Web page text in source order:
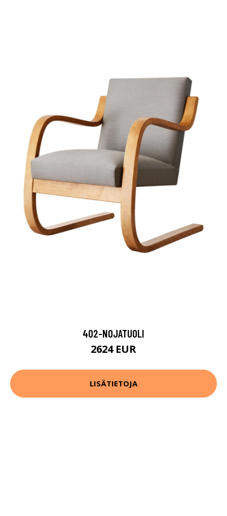
402-NOJATUOLI
2624 EUR
LISÄTIETOJA